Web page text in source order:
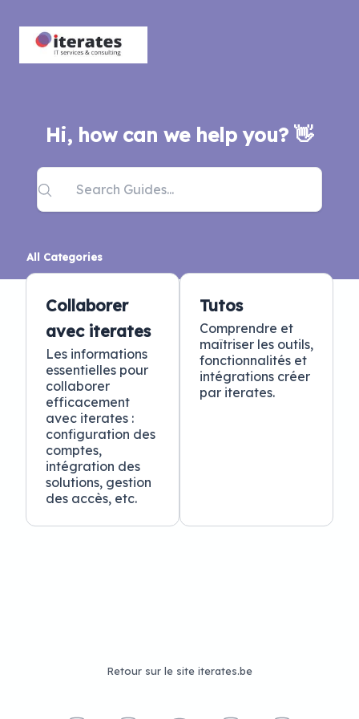
Hi, how can we help you? 👋
All Categories
Collaborer
avec iterates
Les informations
essentielles pour
collaborer
efficacement
avec iterates :
configuration des
comptes,
intégration des
solutions, gestion
des accès, etc.
Tutos
Comprendre et
maîtriser les outils,
fonctionnalités et
intégrations créer
par iterates.
Retour sur le site iterates.be